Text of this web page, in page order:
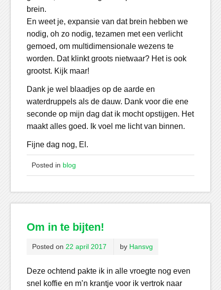
brein.
En weet je, expansie van dat brein hebben we
nodig, oh zo nodig, tezamen met een verlicht
gemoed, om multidimensionale wezens te
worden. Dat klinkt groots nietwaar? Het is ook
grootst. Kijk maar!
Dank je wel blaadjes op de aarde en
waterdruppels als de dauw. Dank voor die ene
seconde op mijn dag dat ik mocht opstijgen. Het
maakt alles goed. Ik voel me licht van binnen.
Fijne dag nog, El.
Posted in blog
Om in te bijten!
Posted on 22 april 2017 by Hansvg
Deze ochtend pakte ik in alle vroegte nog even
snel koffie en m’n krantje voor ik vertrok naar